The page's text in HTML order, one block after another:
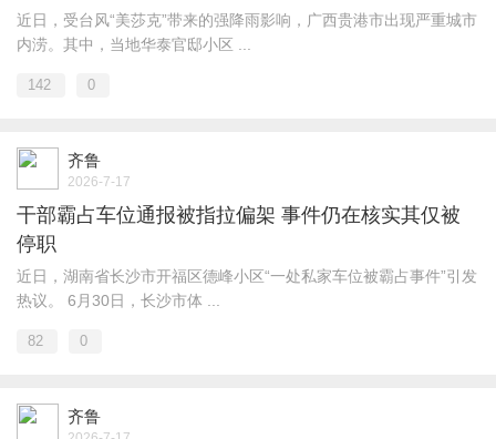
近日，受台风“美莎克”带来的强降雨影响，广西贵港市出现严重城市
内涝。其中，当地华泰官邸小区 ...
142 0
齐鲁
2026-7-17
干部霸占车位通报被指拉偏架 事件仍在核实其仅被
停职
近日，湖南省长沙市开福区德峰小区“一处私家车位被霸占事件”引发
热议。 6月30日，长沙市体 ...
82 0
齐鲁